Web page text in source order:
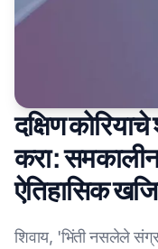
दक्षिण
करा:
ऐतिहासिक
शिवाय, 'भिंती नसलेले